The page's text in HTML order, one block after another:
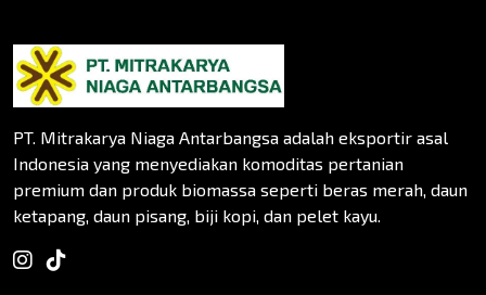
PT. Mitrakarya Niaga Antarbangsa adalah eksportir asal
Indonesia yang menyediakan komoditas pertanian
premium dan produk biomassa seperti beras merah, daun
ketapang, daun pisang, biji kopi, dan pelet kayu.